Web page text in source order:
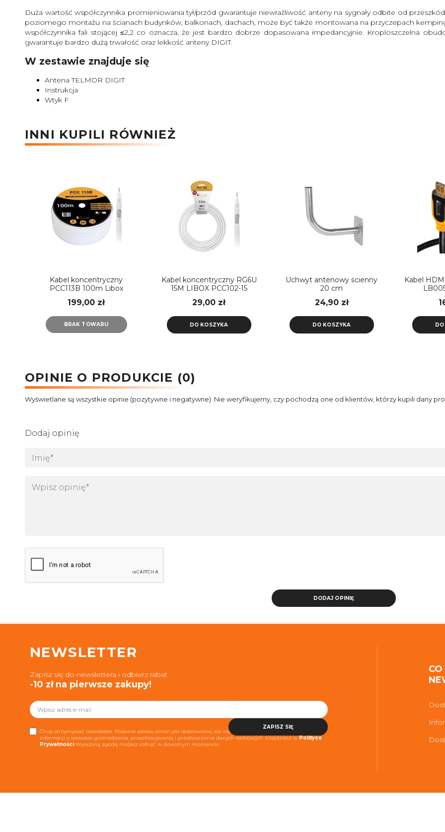
Duża wartość współczynnika promieniowania tył/przód gwarantuje niewrażliwość anteny na sygnały odbite od
poziomego montażu na ścianach budynków, balkonach, dachach, może być także montowana na przyczepach
współczynnika fali stojącej ≤2,2 co oznacza, że jest bardzo dobrze dopasowana impedancyjnie. Kroploszczelna
gwarantuje bardzo dużą trwałość oraz lekkość anteny DIGIT.
W zestawie znajduje się
Antena TELMOR DIGIT
Instrukcja
Wtyk F
INNI KUPILI RÓWNIEŻ
Kabel koncentryczny
PCC113B 100m Libox
199,00 zł
BRAK TOWARU
Kabel koncentryczny RG6U
15M LIBOX PCC102-15
29,00 zł
DO KOSZYKA
Uchwyt antenowy ścienny
20 cm
24,90 zł
DO KOSZYKA
Kabel
OPINIE O PRODUKCIE (0)
Wyświetlane są wszystkie opinie (pozytywne i negatywne). Nie weryfikujemy, czy pochodzą one od klientów, którzy kupili dany
Dodaj opinię
DODAJ OPINIĘ
NEWSLETTER
Zapisz się do newslettera i odbierz rabat
-10 zł na pierwsze zakupy!
ZAPISZ SIĘ
Chcę otrzymywać newsletter. Podanie adresu email jest dobrowolne, ale niezbędne do realizacji usługi. Więcej
informacji o sposobie gromadzenia, przechowywania i przetwarzania danych osobowych znajdziesz w Polityce
Prywatności Wyrażoną zgodę możesz cofnąć w dowolnym momencie.